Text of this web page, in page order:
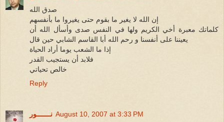
صدق الله
إن الله لا يغير ما بقوم حتى يغيروا ما بأنفسهم
كلماتك معبرة أخي الكريم ولها في النفس صدى وأسأل الله أن
يعيننا على أنفسنا و رحم الله أبا القاسم الشابي حين قال
إذا ما الشعب يوما أراد الحياة
فلابد أن يستجيب القدر
خالص تحياتي
Reply
نـــــــور August 10, 2007 at 3:33 PM